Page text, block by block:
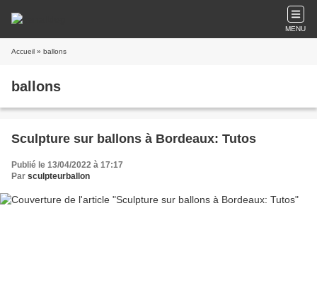
MENU
Accueil » ballons
ballons
Sculpture sur ballons à Bordeaux: Tutos
Publié le 13/04/2022 à 17:17
Par sculpteurballon